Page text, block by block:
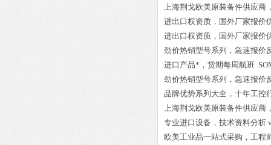
上海荆戈欧美原装备件供应商
进出口权资质，国外厂家报价
进出口权资质，国外厂家报价
劲价热销型号系列，急速报价
进口产品*，货期每周航班
劲价热销型号系列，急速报价
品牌优势系列大全，十年工控
上海荆戈欧美原装备件供应商
专业进口设备，技术资料分析
欧美工业品一站式采购，工程